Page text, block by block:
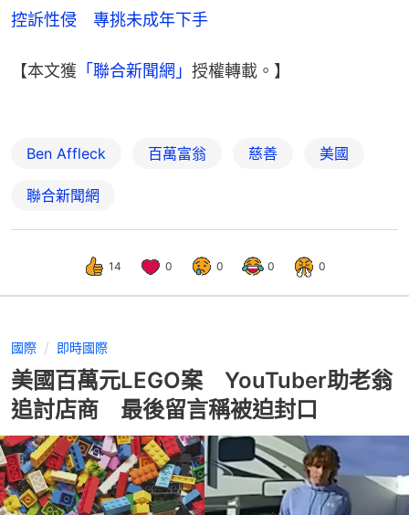
控訴性侵　專挑未成年下手
【本文獲 「聯合新聞網」 授權轉載。】
Ben Affleck 百萬富翁 慈善 美國
聯合新聞網
14 0 0 0 0
國際 即時國際
美國百萬元LEGO案 YouTuber助老翁
追討店商 最後留言稱被迫封口